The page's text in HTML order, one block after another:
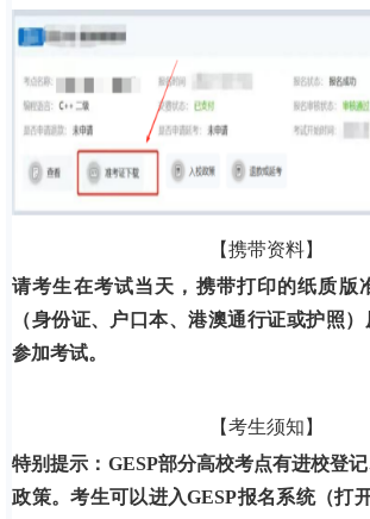
【携带资料】
请考生在考试当天，携带打印的纸质版
（身份证、户口本、港澳通行证或护照
参加考试。
【考生须知】
特别提示：GESP部分高校考点有进校登
政策。考生可以进入GESP报名系统（打